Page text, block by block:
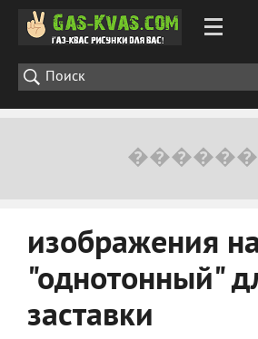
изображения
"однотонный"
заставки